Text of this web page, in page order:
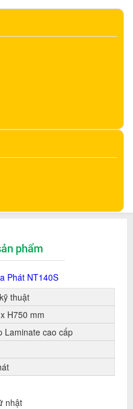
phẩm
Phát NT140S
thuật
H750 mm
Laminate cao cấp
nhật